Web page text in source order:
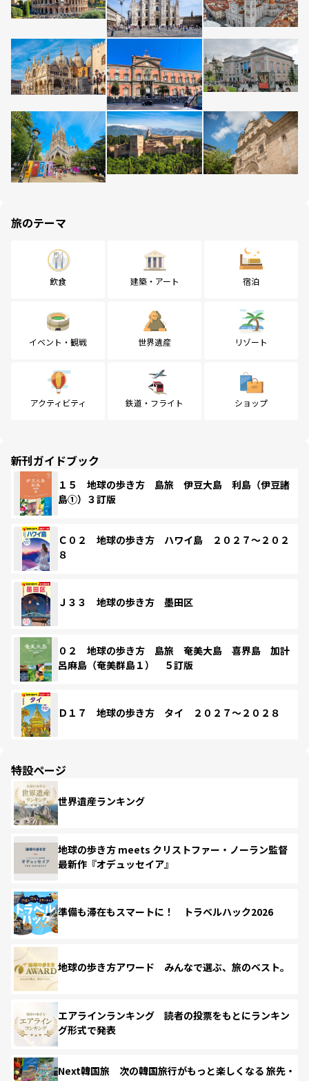
旅のテーマ
飲食 建築・アート 宿泊
イベント・観戦 世界遺産 リゾート
アクティビティ 鉄道・フライト ショップ
新刊ガイドブック
１５ 地球の歩き方 島旅 伊豆大島 利島（伊豆諸
島①）３訂版
Ｃ０２ 地球の歩き方 ハワイ島 ２０２７～２０２
８
Ｊ３３ 地球の歩き方 墨田区
０２ 地球の歩き方 島旅 奄美大島 喜界島 加計
呂麻島（奄美群島１） ５訂版
Ｄ１７ 地球の歩き方 タイ ２０２７～２０２８
特設ページ
世界遺産ランキング
地球の歩き方 meets クリストファー・ノーラン監督
最新作『オデュッセイア』
準備も滞在もスマートに！ トラベルハック2026
地球の歩き方アワード みんなで選ぶ、旅のベスト。
エアラインランキング 読者の投票をもとにランキン
グ形式で発表
Next韓国旅 次の韓国旅行がもっと楽しくなる 旅先・